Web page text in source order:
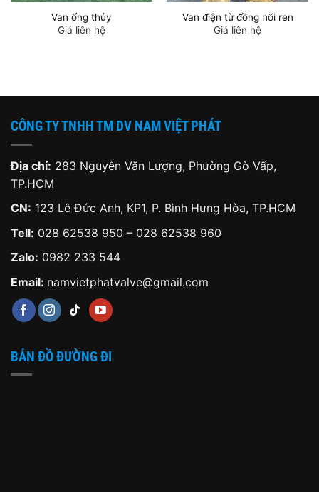
Van ống thủy
Giá liên hệ
Van điện từ đồng nối ren
Giá liên hệ
CÔNG TY TNHH TM DV NAM VIỆT PHÁT
Địa chỉ: 283 Nguyễn Văn Lượng, Phường Gò Vấp,
TP.HCM
CN: 123 Lê Đức Anh, KP1, P. Bình Hưng Hòa, TP.HCM
Tell: 028 62538 950 – 028 62538 960
Zalo: 0982 233 544
Email: namvietphatvalve@gmail.com
BẢN ĐỒ ĐƯỜNG ĐI